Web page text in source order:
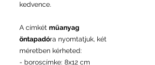
kedvence.
A címkét műanyag
öntapadóra nyomtatjuk, két
méretben kérheted:
- boroscímke: 8x12 cm